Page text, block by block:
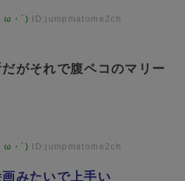
ω・´) ID:jumpmatome2ch
がそれで腹ペコのマリー
ω・´) ID:jumpmatome2ch
みたいで上手い